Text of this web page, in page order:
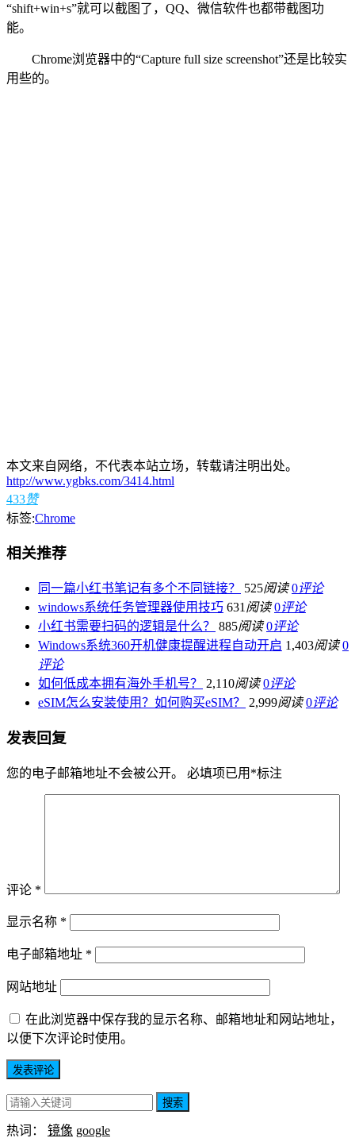
“shift+win+s”就可以截图了，QQ、微信软件也都带截图功
能。
Chrome浏览器中的“Capture full size screenshot”还是比较实
用些的。
本文来自网络，不代表本站立场，转载请注明出处。
http://www.ygbks.com/3414.html
433赞
标签:Chrome
相关推荐
同一篇小红书笔记有多个不同链接？ 525阅读 0评论
windows系统任务管理器使用技巧 631 阅读 0评论
小红书需要扫码的逻辑是什么？
885阅读 0评论
Windows系统360开机健康提醒进程自动开启 1,403阅读 0
评论
如何低成本拥有海外手机号？
2,110阅读 0评论
eSIM怎么安装使用？如何购买eSIM？
2,999阅读 0评论
发表回复
您的电子邮箱地址不会被公开。 必填项已用 *标注
评论 *
显示名称 *
电子邮箱地址 *
网站地址
在此浏览器中保存我的显示名称、邮箱地址和网站地址，
以便下次评论时使用。
搜索
热词： 镜像 google